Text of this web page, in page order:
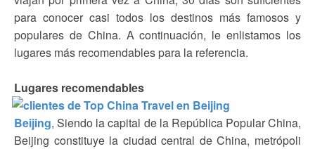
para conocer casi todos los destinos más famosos y
populares de China. A continuación, le enlistamos los
lugares más recomendables para la referencia.
Lugares recomendables
Beijing, Siendo la capital de la República Popular China,
Beijing constituye la ciudad central de China, metrópoli